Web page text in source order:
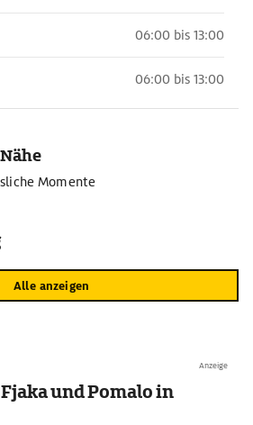
06:00 bis 13:00
06:00 bis 13:00
Momente
Alle anzeigen
Anzeige
und Pomalo in